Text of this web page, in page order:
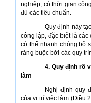
nghiệp, có thời gian
đủ các tiêu chuẩn.
Quy định này
công lập, đặc biệt là
có thể nhanh chóng bổ
ràng buộc bởi các quy
4. Quy định rõ
làm
Nghị định quy
của vị trí việc làm (Điều